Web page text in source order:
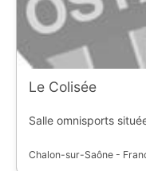
Le Colisée
Salle omnisports
Chalon-sur-Saône -